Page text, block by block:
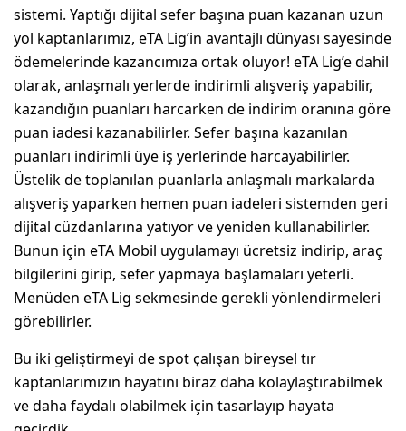
sistemi. Yaptığı dijital sefer başına puan kazanan uzun
yol kaptanlarımız, eTA Lig’in avantajlı dünyası sayesinde
ödemelerinde kazancımıza ortak oluyor! eTA Lig’e dahil
olarak, anlaşmalı yerlerde indirimli alışveriş yapabilir,
kazandığın puanları harcarken de indirim oranına göre
puan iadesi kazanabilirler. Sefer başına kazanılan
puanları indirimli üye iş yerlerinde harcayabilirler.
Üstelik de toplanılan puanlarla anlaşmalı markalarda
alışveriş yaparken hemen puan iadeleri sistemden geri
dijital cüzdanlarına yatıyor ve yeniden kullanabilirler.
Bunun için eTA Mobil uygulamayı ücretsiz indirip, araç
bilgilerini girip, sefer yapmaya başlamaları yeterli.
Menüden eTA Lig sekmesinde gerekli yönlendirmeleri
görebilirler.
Bu iki geliştirmeyi de spot çalışan bireysel tır
kaptanlarımızın hayatını biraz daha kolaylaştırabilmek
ve daha faydalı olabilmek için tasarlayıp hayata